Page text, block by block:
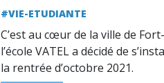
#VIE-ETUDIANTE
C’est au cœur de la ville de
l’école VATEL a décidé de
la rentrée d’octobre 2021.